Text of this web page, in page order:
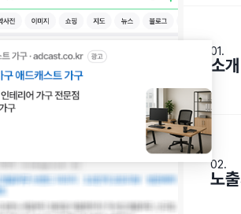
01.
소개
02.
노